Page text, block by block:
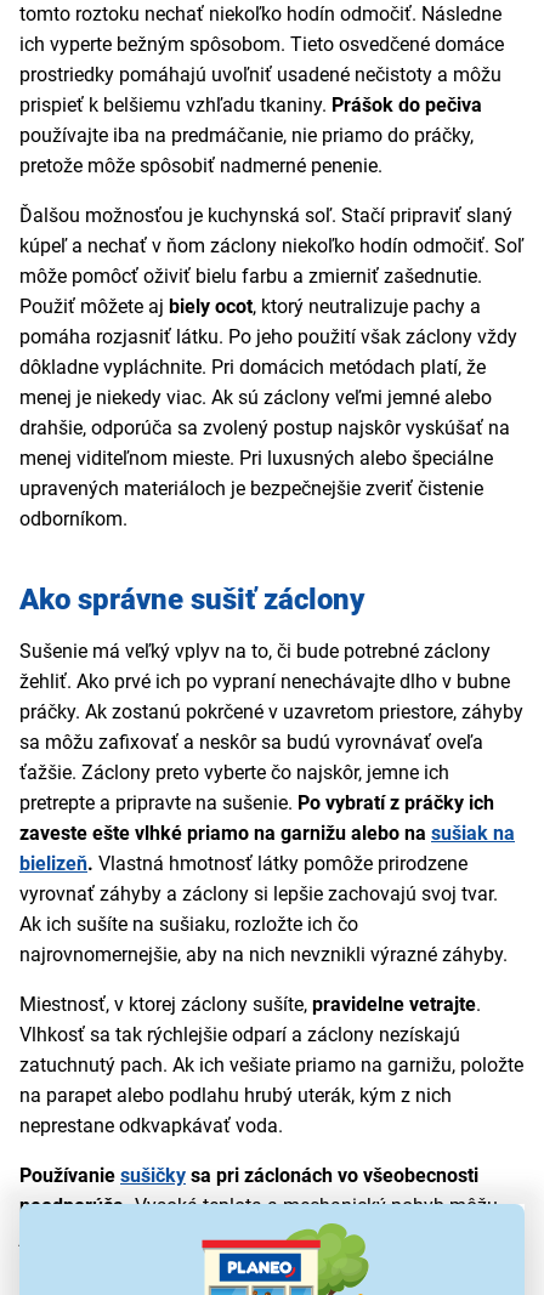
tomto roztoku nechať niekoľko hodín odmočiť. Následne
ich vyperte bežným spôsobom. Tieto osvedčené domáce
prostriedky pomáhajú uvoľniť usadené nečistoty a môžu
prispieť k belšiemu vzhľadu tkaniny. Prášok do pečiva
používajte iba na predmáčanie, nie priamo do práčky,
pretože môže spôsobiť nadmerné penenie.
Ďalšou možnosťou je kuchynská soľ. Stačí pripraviť slaný
kúpeľ a nechať v ňom záclony niekoľko hodín odmočiť. Soľ
môže pomôcť oživiť bielu farbu a zmierniť zašednutie.
Použiť môžete aj biely ocot, ktorý neutralizuje pachy a
pomáha rozjasniť látku. Po jeho použití však záclony vždy
dôkladne vypláchnite. Pri domácich metódach platí, že
menej je niekedy viac. Ak sú záclony veľmi jemné alebo
drahšie, odporúča sa zvolený postup najskôr vyskúšať na
menej viditeľnom mieste. Pri luxusných alebo špeciálne
upravených materiáloch je bezpečnejšie zveriť čistenie
odborníkom.
Ako správne sušiť záclony
Sušenie má veľký vplyv na to, či bude potrebné záclony
žehliť. Ako prvé ich po vypraní nenechávajte dlho v bubne
práčky. Ak zostanú pokrčené v uzavretom priestore, záhyby
sa môžu zafixovať a neskôr sa budú vyrovnávať oveľa
ťažšie. Záclony preto vyberte čo najskôr, jemne ich
pretrepte a pripravte na sušenie. Po vybratí z práčky ich
zaveste ešte vlhké priamo na garnižu alebo na sušiak na
bielizeň. Vlastná hmotnosť látky pomôže prirodzene
vyrovnať záhyby a záclony si lepšie zachovajú svoj tvar.
Ak ich sušíte na sušiaku, rozložte ich čo
najrovnomernejšie, aby na nich nevznikli výrazné záhyby.
Miestnosť, v ktorej záclony sušíte, pravidelne vetrajte.
Vlhkosť sa tak rýchlejšie odparí a záclony nezískajú
zatuchnutý pach. Ak ich vešiate priamo na garnižu, položte
na parapet alebo podlahu hrubý uterák, kým z nich
neprestane odkvapkávať voda.
Používanie sušičky sa pri záclonách vo všeobecnosti
neodporúča.Vysoká teplota a mechanický pohyb môžu
jemnú tkaninu poškodiť, zraziť alebo deformovať. Navyše
pri záclonách s krúžkami, kovovými alebo lepenými